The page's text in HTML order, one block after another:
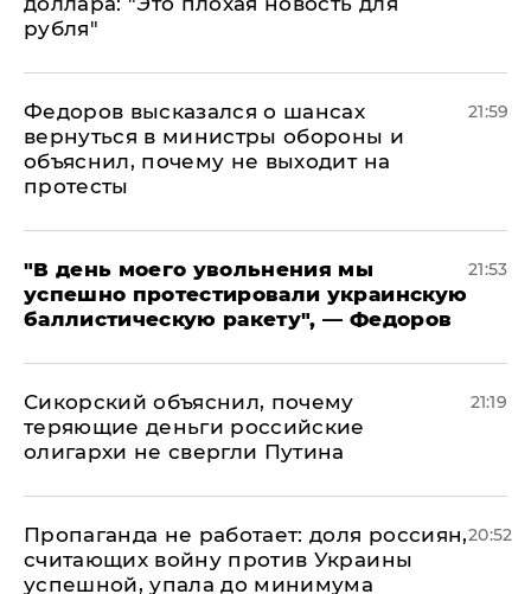
рубля"
Федоров высказался о шансах
вернуться в министры обороны и
объяснил, почему не выходит на
протесты
21:59
​"В день моего увольнения мы
успешно протестировали украинскую
баллистическую ракету", — Федоров
21:53
Сикорский объяснил, почему
теряющие деньги российские
олигархи не свергли Путина
21:19
​Пропаганда не работает: доля россиян,
считающих войну против Украины
успешной, упала до минимума
20:52